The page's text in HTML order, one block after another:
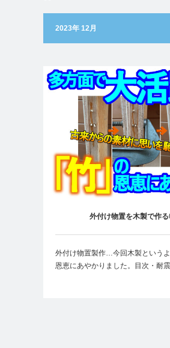
2023年 12月
外付け物置を木製で作
外付け物置製作…今回木製という
恩恵にあやかりました。目次・耐